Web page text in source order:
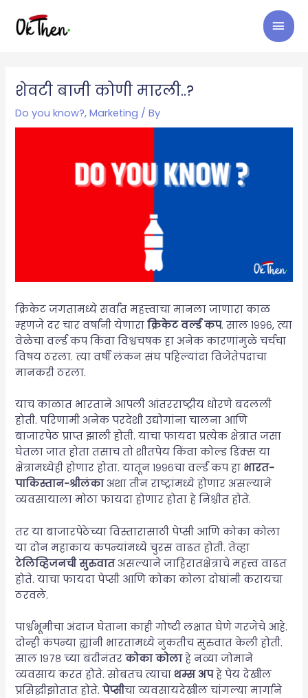
content
शेवटी बाजी कोणी मारली..?
Do you know?,Marketing / By
क्रिकेट जगतामध्ये सर्वात महत्त्वाचा मानला जाणारा काळ
म्हणजे दर चार वर्षांनी येणाराक्रिकेट वर्ल्ड कप. साल १९९६, त्या
वेळेचा वर्ल्ड कप किंवा विश्वचषक हा अनेक कारणांमुळे चर्चचा
विषय ठरला. त्या वर्षी लंकन संघ पहिल्यांदा विजेतेपदाचा
मानकरी ठरला.
याच काळात भारताने आपली आंतरराष्ट्रीय धोरणे बदलली
होती. परिणामी अनेक परदेशी उद्योगांना चालना आणि
बाजारपेठ प्राप्त झाली होती. याचा फायदा प्रत्येक क्षेत्रात जसा
घेतला जात होता तसाच तो शीतपेय किंवा कोल्ड डिंक्स या
क्षेत्रामध्येही होणार होता. यातून १९९६चा वर्ल्ड कप हा भारत-
पाकिस्तान-श्रीलंकाअशा तीन राष्ट्रांमध्ये होणार असल्याने
व्यवसायाला मोठा फायदा होणार होता हे निश्चीत होते.
तर या बाजारपेठेच्या विस्तारासाठी पेप्सी आणि कोका कोला
या दोन महाकाय कंपन्यांमध्ये चुरस वाढत होती. तेव्हा
टेलिव्हिजनची सुरुवातअसल्याने जाहिरातक्षेत्राचे महत्त्व वाढत
होते. याचा फायदा पेप्सी आणि कोका कोला दोघांनी करायचा
ठरवले.
पार्श्वभूमीचा अंदाज घेताना काही गोष्टी लक्षात घेणे गरजेचे आहे.
दोन्ही कंपन्या ह्यांनी भारतामध्ये नुकतीच सुरुवात केली होती.
साल १९७८ च्या बंदीनंतरकोका कोलाहे नव्या जोमाने
व्यवसाय करत होते. सोबतच त्याचाथम्स अपहे पेय देखील
प्रसिद्धीझोतात होते.पेप्सीचा व्यवसायदेखील चांगल्या मार्गाने